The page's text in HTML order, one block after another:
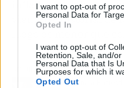
I want to opt-out of
Personal Data for
Opted In
I want to opt-out of
Retention, Sale, and/
Personal Data that Is
Purposes for which it
Opted Out
inflado un globo que
viendo el historial de
luego es menor que
Artículo anterior
Shakira gana a Hacienda